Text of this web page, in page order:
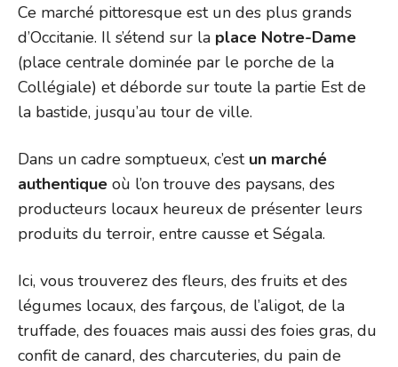
Ce marché pittoresque est un des plus grands
d’Occitanie. Il s’étend sur la place Notre-Dame
(place centrale dominée par le porche de la
Collégiale) et déborde sur toute la partie Est de
la bastide, jusqu’au tour de ville.
Dans un cadre somptueux, c’estun marché
authentique où l’on trouve des paysans, des
producteurs locaux heureux de présenter leurs
produits du terroir, entre causse et Ségala.
Ici, vous trouverez des fleurs, des fruits et des
légumes locaux, des farçous, de l’aligot, de la
truffade, des fouaces mais aussi des foies gras, du
confit de canard, des charcuteries, du pain de